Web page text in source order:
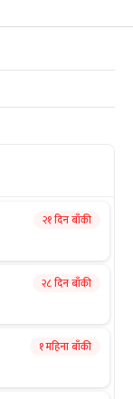
२१ दिन बाँकी
२८ दिन बाँकी
१ महिना बाँकी